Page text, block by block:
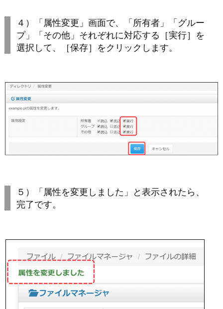
４）「属性変更」画面で、「所有者」「グルー
プ」「その他」それぞれに対応する［実行］を
選択して、［保存］をクリックします。
５）「属性を変更しました」と表示されたら、
完了です。